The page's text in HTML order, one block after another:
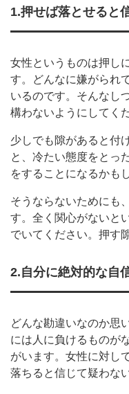
1.押せば落とせると
女性というものは押し
す。どんなに嫌がられ
いるのです。そんなし
構わないようにしてく
少しでも隙があると付
と、冷たい態度をとっ
をすることになるかも
そうならないためにも
す。全く関心がないと
でいてください。押す
2.自分に絶対的な自
どんな勘違いなのか思
には人に負けるものが
がいます。女性に対し
落ちると信じて疑わな